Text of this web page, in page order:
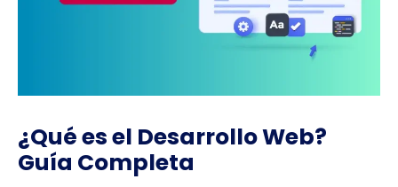
¿Qué es el Desarrollo Web?
Guía Completa